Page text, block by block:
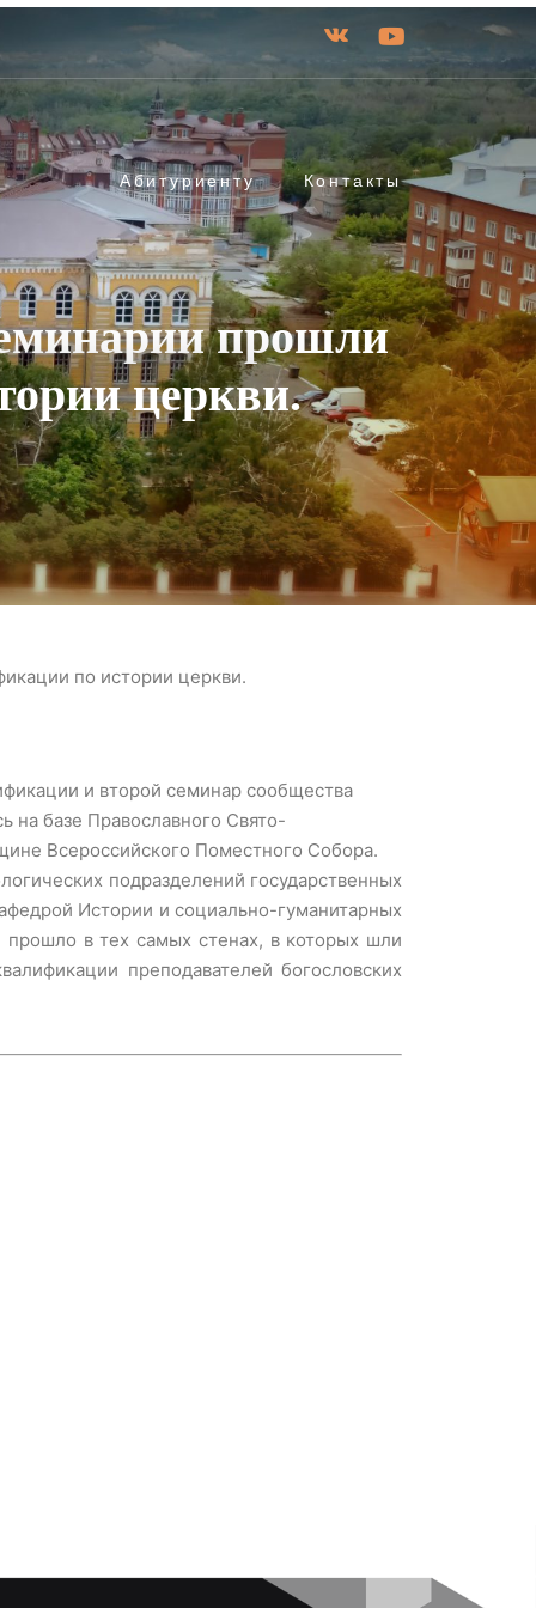
Абитуриенту Контакты
прошли
церкви.
по истории церкви.
и второй семинар сообщества
на базе Православного Свято-
Всероссийского Поместного Собора.
подразделений государственных
Истории и социально-гуманитарных
в тех самых стенах, в которых шли
преподавателей богословских